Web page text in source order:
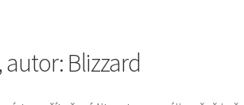
autor: Blizzard